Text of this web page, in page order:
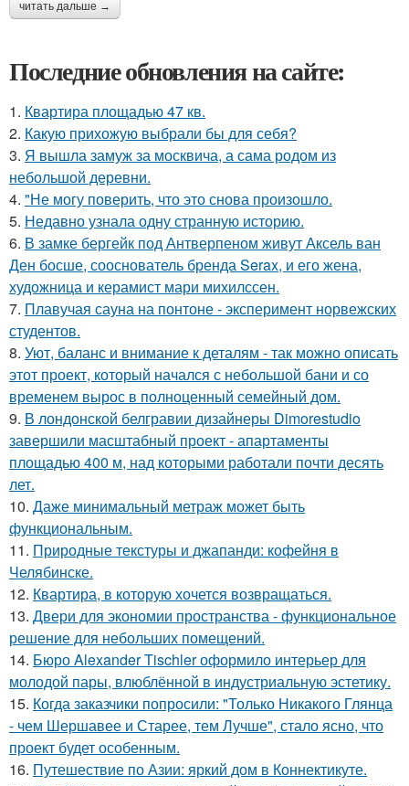
читать дальше →
Последние обновления на сайте:
1. Квартира площадью 47 кв.
2. Какую прихожую выбрали бы для себя?
3. Я вышла замуж за москвича, а сама родом из
небольшой деревни.
4. "Не могу поверить, что это снова произошло.
5. Недавно узнала одну странную историю.
6. В замке бергейк под Антверпеном живут Аксель ван
Ден босше, сооснователь бренда Serax, и его жена,
художница и керамист мари михилссен.
7. Плавучая сауна на понтоне - эксперимент норвежских
студентов.
8. Уют, баланс и внимание к деталям - так можно описать
этот проект, который начался с небольшой бани и со
временем вырос в полноценный семейный дом.
9. В лондонской белгравии дизайнеры Dimorestudio
завершили масштабный проект - апартаменты
площадью 400 м, над которыми работали почти десять
лет.
10. Даже минимальный метраж может быть
функциональным.
11. Природные текстуры и джапанди: кофейня в
Челябинске.
12. Квартира, в которую хочется возвращаться.
13. Двери для экономии пространства - функциональное
решение для небольших помещений.
14. Бюро Alexander Tischler оформило интерьер для
молодой пары, влюблённой в индустриальную эстетику.
15. Когда заказчики попросили: "Только Никакого Глянца
- чем Шершавее и Старее, тем Лучше", стало ясно, что
проект будет особенным.
16. Путешествие по Азии: яркий дом в Коннектикуте.